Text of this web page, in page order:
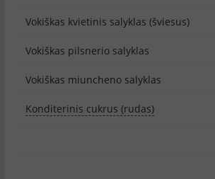
Vokiškas kvietinis salyklas (šviesus)
Vokiškas pilsnerio salyklas
Vokiškas miuncheno salyklas
Konditerinis cukrus (rudas)